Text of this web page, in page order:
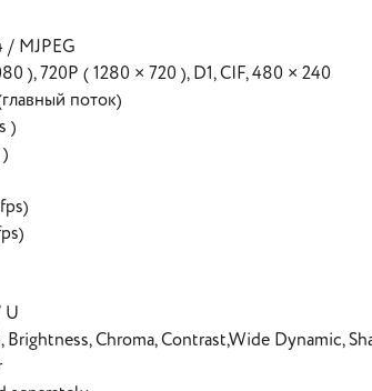
/ MJPEG
), 720P ( 1280 × 720 ), D1, CIF, 480 × 240
поток)
)
U
Brightness, Chroma, Contrast,Wide Dynamic,